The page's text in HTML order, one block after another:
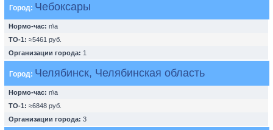
Город: Чебоксары
Нормо-час: n\a
ТО-1: ≈5461 руб.
Организации города: 1
Город: Челябинск, Челябинская область
Нормо-час: n\a
ТО-1: ≈6848 руб.
Организации города: 3